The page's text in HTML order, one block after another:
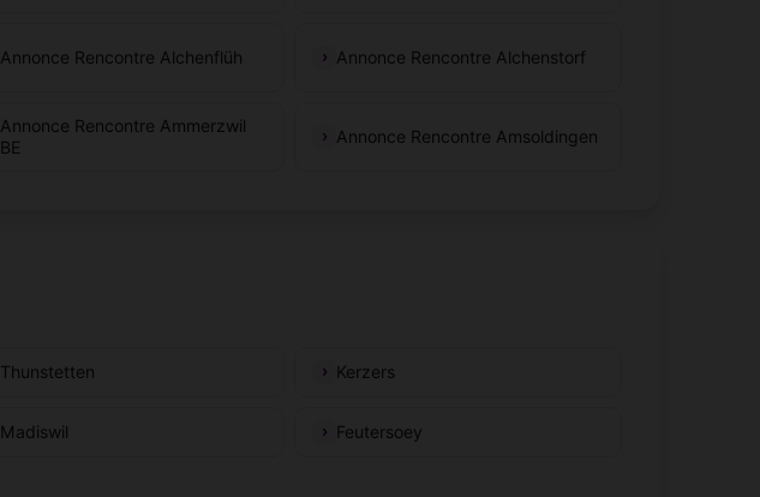
Annonce Rencontre Alchenflüh Annonce Rencontre Alchenstorf
Annonce Rencontre Ammerzwil
BE
Annonce Rencontre Amsoldingen
Thunstetten Kerzers
Madiswil Feutersoey